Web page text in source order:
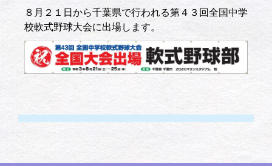
８月２１日から千葉県で行われる第４３回全国中学
校軟式野球大会に出場します。